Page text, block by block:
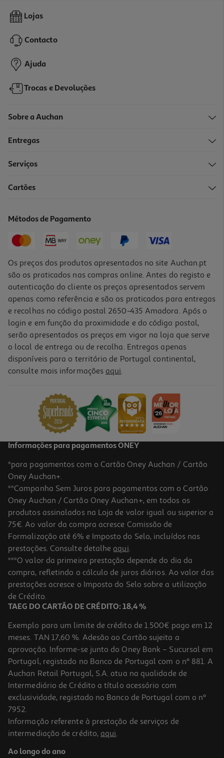
Varinha Mágica Com Acessórios Bosch Msm4b620 Ergomaster
(1000 W - Preto)
59,99 €
4.8
Varinha Mágica Moulinex Infinyforce Pro Dd95hd10 4 Em 1 1200 W
79,99 €
5.0
Varinha Bosch Ergomixx Ms61b6150 1000 W
42.99 €/un
42,99 €
Varinha Mágica Braun Multiquick 7 Mq7025x Com Acessórios
1000w Preta
69.99 €/un
Lojas
Contacto
Ajuda
Trocas e Devoluções
Sobre a Auchan
Entregas
Serviços
Cartões
Métodos de Pagamento
Os preços dos produtos apresentados no site Auchan.pt
são os praticados nas compras online. Antes do registo e
autenticação do cliente os preços apresentados servem
apenas como referência e são os praticados para entregas
e recolhas no código postal 2650-435 Amadora. Após o
login e em função da proximidade e do código postal,
serão apresentados os preços em vigor na loja que serve
o local de entrega ou de recolha. Entregas apenas
disponíveis para o território de Portugal continental,
consulte mais informações aqui.
Informações para pagamentos ONEY
*para pagamentos com o Cartão Oney Auchan / Cartão
Oney Auchan+.
**Campanha Sem Juros para pagamentos com o Cartão
Oney Auchan / Cartão Oney Auchan+, em todos os
produtos assinalados na Loja de valor igual ou superior a
75€. Ao valor da compra acresce Comissão de
Formalização até 6% e Imposto do Selo, incluídos nas
prestações. Consulte detalhe aqui.
***O valor da primeira prestação depende do dia da
compra, refletindo o cálculo de juros diários. Ao valor das
prestações acresce o Imposto do Selo sobre a utilização
de Crédito.
TAEG DO CARTÃO DE CRÉDITO: 18,4 %
Exemplo para um limite de crédito de 1.500€ pago em 12
meses. TAN 17,60 %. Adesão ao Cartão sujeita a
aprovação. Informe-se junto do Oney Bank – Sucursal em
Portugal, registado no Banco de Portugal com o nº 881. A
Auchan Retail Portugal, S.A. atua na qualidade de
Intermediário de Crédito a título acessório com
exclusividade, registado no Banco de Portugal com o nº
7952.
Informação referente à prestação de serviços de
intermediação de crédito, aqui.
Ao longo do ano